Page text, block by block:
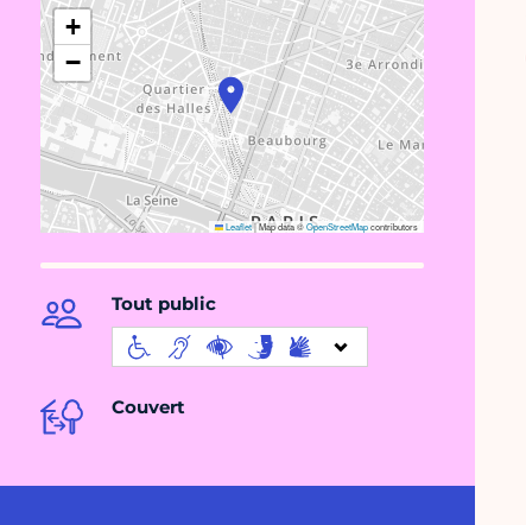
+
−
Leaflet|Map data ©OpenStreetMapcontributors
Tout public
Couvert